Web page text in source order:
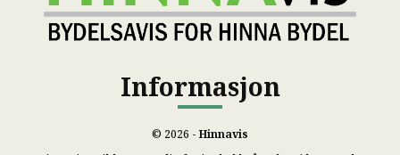
Informasjon
© 2026 - Hinnavis